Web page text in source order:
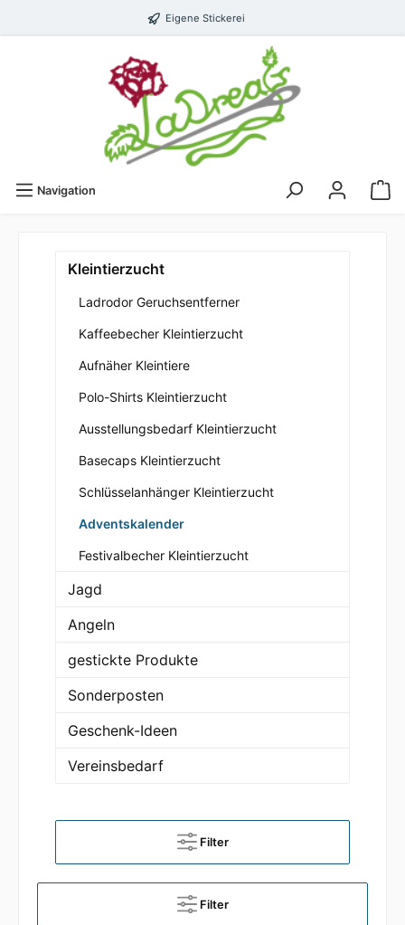
Eigene Stickerei
Navigation
Kleintierzucht
Ladrodor Geruchsentferner
Kaffeebecher Kleintierzucht
Aufnäher Kleintiere
Polo-Shirts Kleintierzucht
Ausstellungsbedarf Kleintierzucht
Basecaps Kleintierzucht
Schlüsselanhänger Kleintierzucht
Adventskalender
Festivalbecher Kleintierzucht
Jagd
Angeln
gestickte Produkte
Sonderposten
Geschenk-Ideen
Vereinsbedarf
Filter
Filter